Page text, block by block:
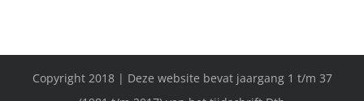
Copyright 2018 | Deze website bevat jaargang 1 t/m 37